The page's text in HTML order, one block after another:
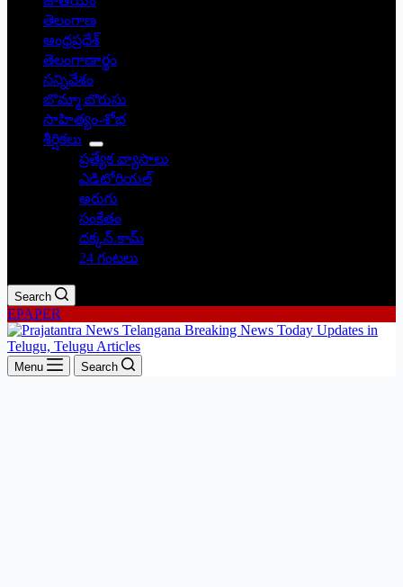
తెలంగాణ
ఆంధ్రప్రదేశ్
తెలంగాణార్థం
సన్నివేశం
బొమ్మా బొరుసు
సాహిత్యం-శోభ
శీర్షికలు
ప్రత్యేక వ్యాసాలు
ఎడిటోరియల్
అరుగు
సంకేతం
దక్కన్.కామ్
24 గంటలు
Search
EPAPER
Menu Search